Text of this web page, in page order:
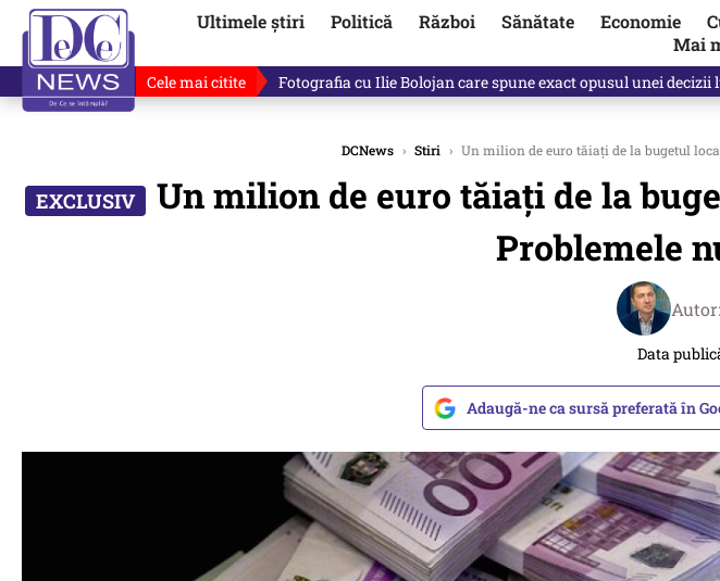
Ultimele știri Politică Război Sănătate Economie
Mai
Cele mai citite Fotografia cu Ilie Bolojan care spune exact opusul unei decizii
DCNews › Stiri › Un milion de euro tăiaţi de la bugetul
Un milion de euro tăiaţi de la
Problemele
Autor:
Data
Adaugă-ne ca sursă preferată în